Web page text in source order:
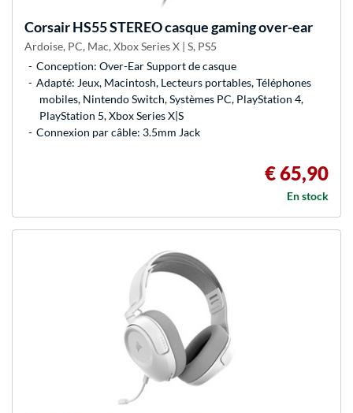
CorsairHS55 STEREO casque gaming over-ear
Ardoise, PC, Mac, Xbox Series X | S, PS5
Conception: Over-Ear Support de casque
Adapté: Jeux, Macintosh, Lecteurs portables, Téléphones
mobiles, Nintendo Switch, Systèmes PC, PlayStation 4,
PlayStation 5, Xbox Series X|S
Connexion par câble: 3.5mm Jack
€ 65,90
En stock